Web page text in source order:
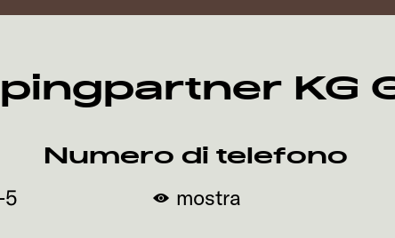
KG
5
Numero di telefono
mostra